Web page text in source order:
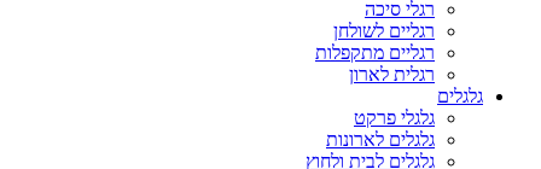
רגלי סיכה
רגליים לשולחן
רגליים מתקפלות
רגלית לארון
גלגלים
גלגלי פרקט
גלגלים לארונות
גלגלים לבית ולחוץ